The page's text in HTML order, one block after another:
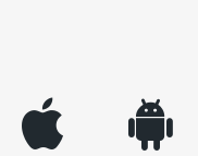
appleinc android